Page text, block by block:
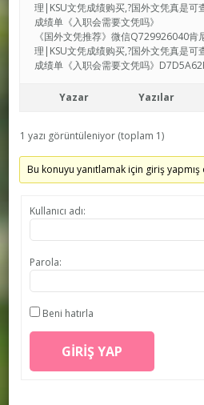
理|KSU文凭成绩购买,?国外文凭真是可
成绩单《入职会需要文凭吗》
《国外文凭推荐》微信Q729926040
理|KSU文凭成绩购买,?国外文凭真是可
成绩单《入职会需要文凭吗》
Yazar Yazılar
1 yazı görüntüleniyor (toplam 1)
Bu konuyu yanıtlamak için giriş yapmış
Kullanıcı adı:
Parola:
Beni hatırla
GIRIŞ YAP